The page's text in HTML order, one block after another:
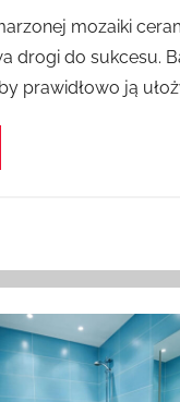
mozaiki
drogi do sukcesu.
prawidłowo ją